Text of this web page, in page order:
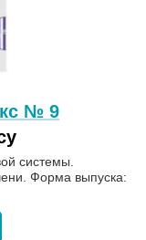
№ 9
системы.
Форма выпуска: